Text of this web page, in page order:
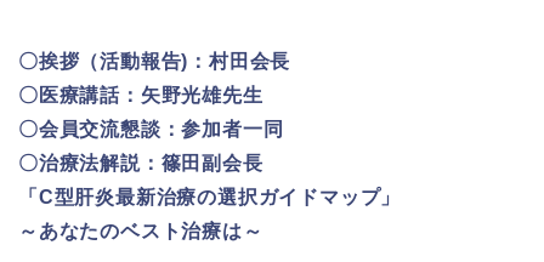
〇挨拶（活動報告)：村田会長
〇医療講話：矢野光雄先生
〇会員交流懇談：参加者一同
〇治療法解説：篠田副会長
「C型肝炎最新治療の選択ガイドマップ」
～あなたのベスト治療は～